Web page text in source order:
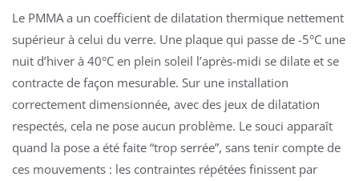
Le PMMA a un coefficient de dilatation thermique nettement
supérieur à celui du verre. Une plaque qui passe de -5°C une
nuit d’hiver à 40°C en plein soleil l’après-midi se dilate et se
contracte de façon mesurable. Sur une installation
correctement dimensionnée, avec des jeux de dilatation
respectés, cela ne pose aucun problème. Le souci apparaît
quand la pose a été faite “trop serrée”, sans tenir compte de
ces mouvements : les contraintes répétées finissent par